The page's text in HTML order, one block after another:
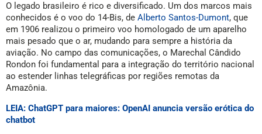
O legado brasileiro é rico e diversificado. Um dos marcos mais
conhecidos é o voo do 14-Bis, de Alberto Santos-Dumont, que
em 1906 realizou o primeiro voo homologado de um aparelho
mais pesado que o ar, mudando para sempre a história da
aviação. No campo das comunicações, o Marechal Cândido
Rondon foi fundamental para a integração do território nacional
ao estender linhas telegráficas por regiões remotas da
Amazônia.
LEIA: ChatGPT para maiores: OpenAI anuncia versão erótica do
chatbot